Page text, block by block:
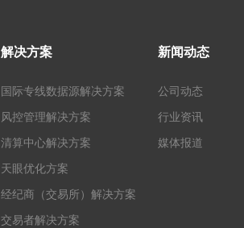
解决方案
国际专线数据源解决方案
风控管理解决方案
清算中心解决方案
天眼优化方案
经纪商（交易所）解决方案
交易者解决方案
新闻动态
公司动态
行业资讯
媒体报道